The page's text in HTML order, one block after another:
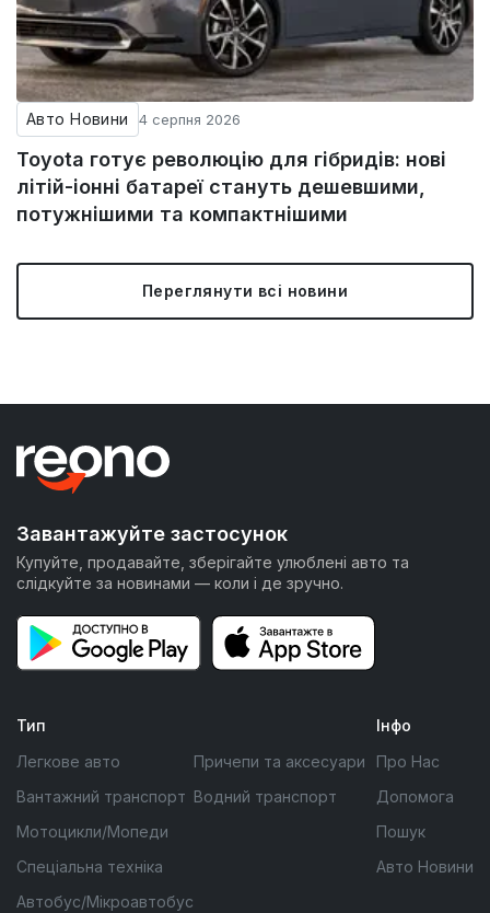
Авто Новини 4 серпня 2026
Toyota готує революцію для гібридів: нові
літій-іонні батареї стануть дешевшими,
потужнішими та компактнішими
Переглянути всі новини
Завантажуйте застосунок
Купуйте, продавайте, зберігайте улюблені авто та
слідкуйте за новинами — коли і де зручно.
Тип
Легкове авто
Вантажний транспорт
Мотоцикли/Мопеди
Спеціальна техніка
Автобус/Мікроавтобус
Причепи та аксесуари
Водний транспорт
Інфо
Про Нас
Допомога
Пошук
Авто Новини